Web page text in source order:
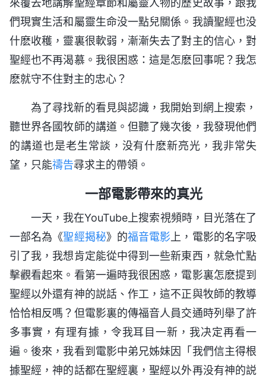
們現實生活和屬靈生命没一點兒關係。我讀聖經也没
什麽收穫，靈裏很軟弱，漸漸失去了對主的信心，對
聖經也不再渴慕。我很困惑：這是怎麽回事呢？我怎
麽就守不住對主的忠心？
為了尋找新的看見與認識，我開始到網上搜索，
聽世界各國牧師的講道。但聽了幾次後，我發現他們
的講道也是老生常談，没有什麽新亮光，我非常失
望，只能禱告尋求主的帶領。
一部電影帶來的真光
一天，我在YouTube上搜索視頻時，目光落在了
一部名為《聖經揭秘》的福音電影 上，電影的名字吸
引了我，我想肯定能從中得到一些新東西，就急忙點
擊觀看起來。看第一遍時我很困惑，電影裏怎麽提到
聖經以外還有神的説話、作工，這不正與牧師的教導
恰恰相反嗎？但電影裏的傳福音人員交通時列舉了許
多事實，有理有據，令我耳目一新，我决定再看一
遍。後來，我看到電影中弟兄姊妹因「我們信主得根
據聖經，神的話都在聖經裏，聖經以外再没有神的説